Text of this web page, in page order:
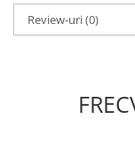
Review-uri(0)